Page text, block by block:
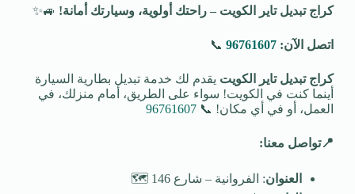
كراج تبديل تاير الكويت – راحتك أولوية، وسيارتك أمانة!
🚙✨
اتصل الآن: 96761607
📞
كراج تبديل تاير الكويت يقدم لك خدمة تبديل بطارية السيارة
أينما كنت في الكويت! سواء على الطريق، أمام منزلك، في
العمل، أو في أي مكان! 📞 96761607
📍تواصل معنا:
العنوان: الفروانية – شارع 146 🗺️